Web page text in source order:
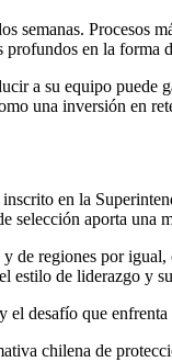
semanas.
profundos en la forma
a su equipo
una inversión en
en la
aporta una
regiones por
estilo de liderazgo y
desafío que
chilena de